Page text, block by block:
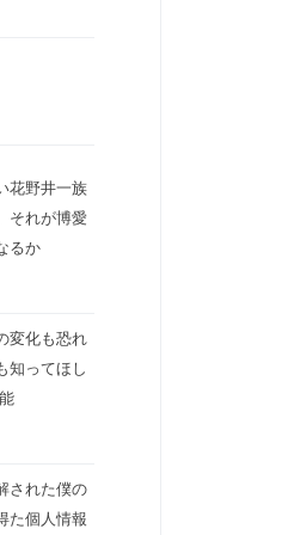
花野井一族
それが博愛
るか
変化も恐れ
知ってほし
された僕の
た個人情報